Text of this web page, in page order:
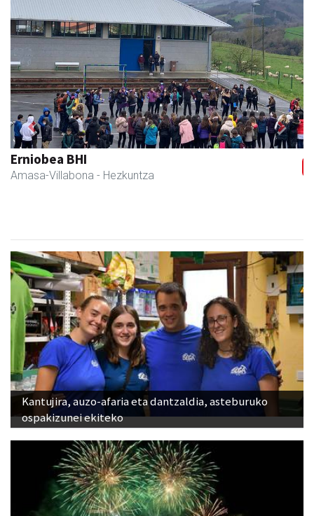
Sahatsa belar-denda eta dietetika zentrua
Amasa-Villabona - Belar-denda
Previous Next
Kantujira, auzo-afaria eta dantzaldia, asteburuko
ospakizunei ekiteko